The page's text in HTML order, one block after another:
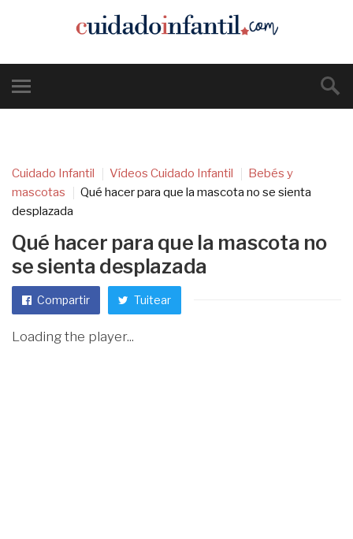
Cuidado Infantil Vídeos Cuidado Infantil
Bebés y
mascotas
Qué hacer para que la mascota no se sienta
desplazada
Qué hacer para que la mascota no
se sienta desplazada
Compartir Tuitear
Loading the player...